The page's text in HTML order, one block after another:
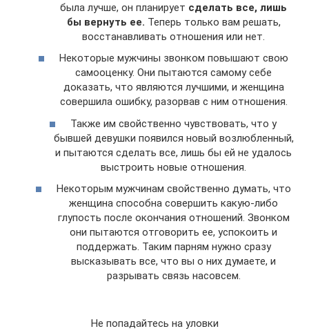
была лучше, он планирует сделать все, лишь
бы вернуть ее. Теперь только вам решать,
восстанавливать отношения или нет.
Некоторые мужчины звонком повышают свою
самооценку. Они пытаются самому себе
доказать, что являются лучшими, и женщина
совершила ошибку, разорвав с ним отношения.
Также им свойственно чувствовать, что у
бывшей девушки появился новый возлюбленный,
и пытаются сделать все, лишь бы ей не удалось
выстроить новые отношения.
Некоторым мужчинам свойственно думать, что
женщина способна совершить какую-либо
глупость после окончания отношений. Звонком
они пытаются отговорить ее, успокоить и
поддержать. Таким парням нужно сразу
высказывать все, что вы о них думаете, и
разрывать связь насовсем.
Не попадайтесь на уловки